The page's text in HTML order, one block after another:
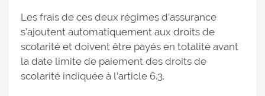
Les frais de ces deux régimes d’assurance
s’ajoutent automatiquement aux droits de
scolarité et doivent être payés en totalité avant
la date limite de paiement des droits de
scolarité indiquée à l’article 6.3.